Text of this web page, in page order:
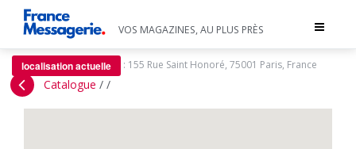
Toggle
VOS MAGAZINES, AU PLUS PRÈS
localisation actuelle : 155 Rue Saint Honoré, 75001 Paris, France
Catalogue / /